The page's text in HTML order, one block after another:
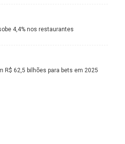
4,4% nos restaurantes
R$ 62,5 bilhões para bets em 2025